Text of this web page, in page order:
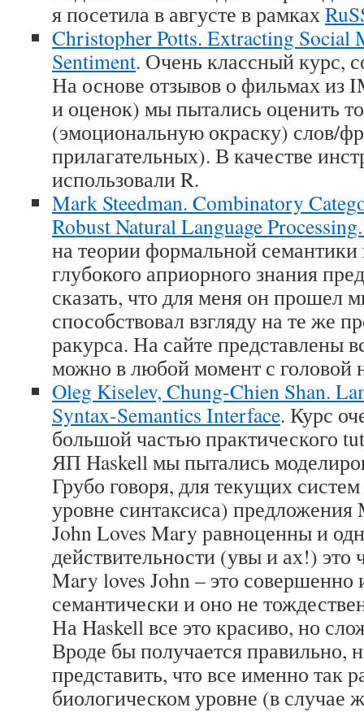
я посетила в августе в рамках
Christopher Potts. Extracting Social
Sentiment. Очень классный курс,
На основе отзывов о фильмах из
и оценок) мы пытались оценить
(эмоциональную окраску) слов/
прилагательных). В качестве
использовали R.
Mark Steedman. Combinatory
Robust Natural Language
на теории формальной
глубокого априорного знания
сказать, что для меня он прошел
способствовал взгляду на те же
ракурса. На сайте представлены
можно в любой момент с головой
Oleg Kiselev, Chung-Chien Shan.
Syntax-Semantics Interface. Курс
большой частью практического
ЯП Haskell мы пытались
Грубо говоря, для текущих
уровне синтаксиса) предложения
John Loves Mary равноценны и
действительности (увы и ах!) это
Mary loves John – это совершенно
семантически и оно не
На Haskell все это красиво, но
Вроде бы получается правильно,
представить, что все именно так
биологическом уровне (в случае